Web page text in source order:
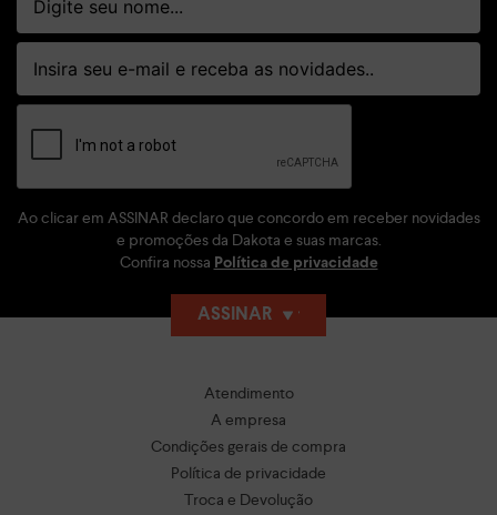
Ao clicar em ASSINAR declaro que concordo em receber novidades
e promoções da Dakota e suas marcas.
Confira nossa Política de privacidade
ASSINAR
Atendimento
A empresa
Condições gerais de compra
Política de privacidade
Troca e Devolução